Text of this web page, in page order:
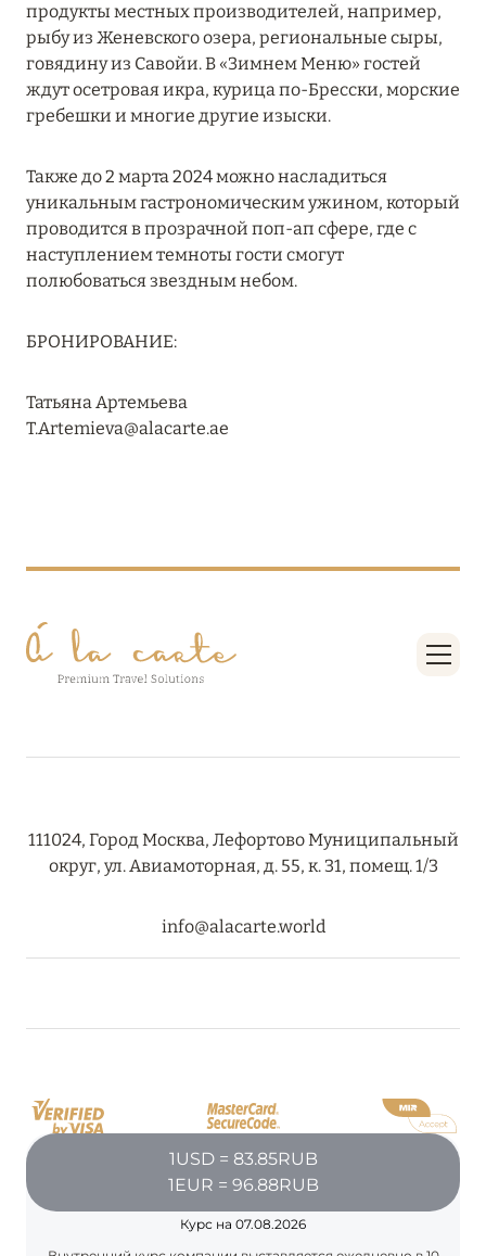
13 февраля 2025
MANDARIN ORIENTAL JUMEIRA, DUBAI:
СКИДКИ ДО 30 % ОТ СУММЫ КОНТРАКТА НА
Подробнее
11 декабря 2024
КОНЦЕПЦИЯ «ВСЁ ВКЛЮЧЕНО – ВСЁ
Подробнее
27 сентября 2024
HÔTEL BARRIÈRE LES NEIGES
Подробнее
ЭКСКЛЮЗИВНО»
ВЫГОДНАЯ АРИФМЕТИКА ОТ ULTIMA GSTAAD
И ULTIMA COURCHEVEL
Подробнее
продукты местных производителей, например,
рыбу из Женевского озера, региональные сыры,
говядину из Савойи. В «Зимнем Меню» гостей
ждут осетровая икра, курица по-Бресски, морские
гребешки и многие другие изыски.
Также до 2 марта 2024 можно насладиться
уникальным гастрономическим ужином, который
проводится в прозрачной поп-ап сфере, где с
наступлением темноты гости смогут
полюбоваться звездным небом.
БРОНИРОВАНИЕ:
Татьяна Артемьева
T.Artemieva@alacarte.ae
111024, Город Москва, Лефортово Муниципальный
округ, ул. Авиамоторная, д. 55, к. 31, помещ. 1/3
info@alacarte.world
1USD = 83.85RUB
1EUR = 96.88RUB
Курс на 07.08.2026